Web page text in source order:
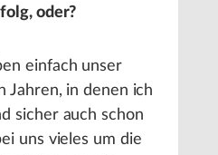
oder?
einfach unser
Jahren, in denen ich
sicher auch schon
uns vieles um die